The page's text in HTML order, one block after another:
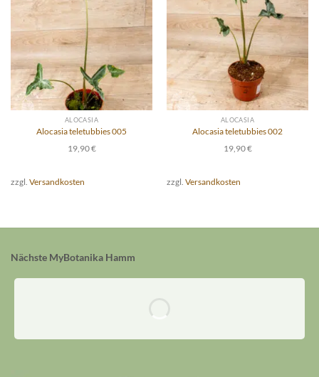
ALOCASIA
Alocasia teletubbies 005
19,90€
zzgl. Versandkosten
ALOCASIA
Alocasia teletubbies 002
19,90€
zzgl. Versandkosten
Nächste MyBotanika Hamm